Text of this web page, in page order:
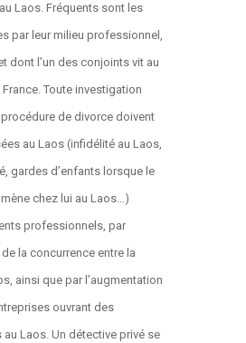
Laos. Fréquents sont les
par leur milieu professionnel,
dont l’un des conjoints vit au
France. Toute investigation
de divorce doivent
au Laos (infidélité au Laos,
gardes d’enfants lorsque le
chez lui au Laos…)
professionnels, par
de la concurrence entre la
ainsi que par l’augmentation
ouvrant des
Laos. Un détective privé se